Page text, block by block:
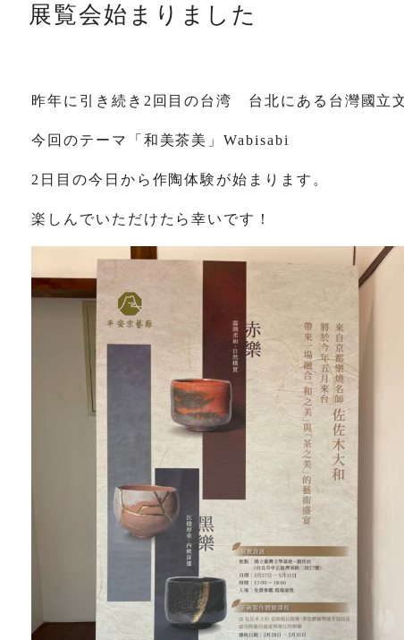
展覧会始まりました
昨年に引き続き2回目の台湾 台北にある台灣國立
今回のテーマ「和美茶美」Wabisabi
2日目の今日から作陶体験が始まります。
楽しんでいただけたら幸いです！